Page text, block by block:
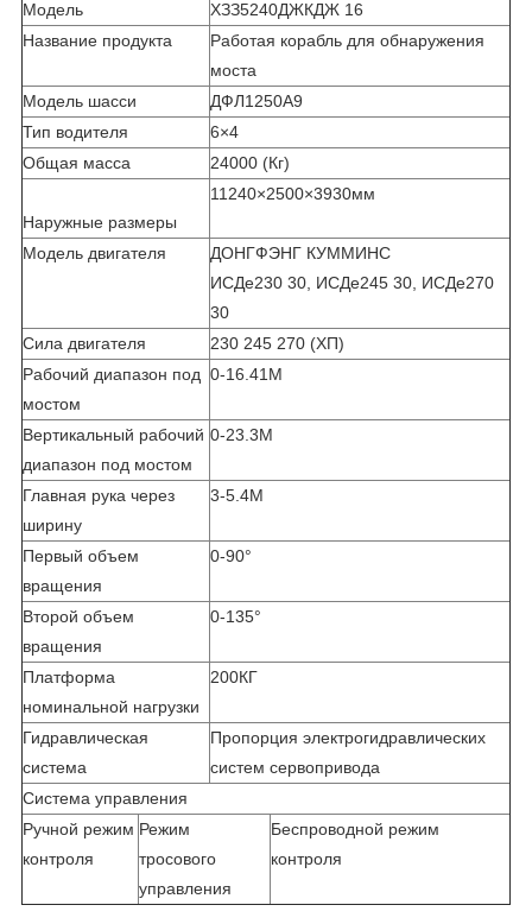
Модель
ХЗЗ5240ДЖКДЖ 16
Название продукта
Работая корабль для обнаружения
моста
Модель шасси
ДФЛ1250А9
Тип водителя
6×4
Общая масса
24000 (Кг)
Наружные размеры
11240×2500×3930мм
Модель двигателя
ДОНГФЭНГ КУММИНС
ИСДе230 30, ИСДе245 30, ИСДе270
30
Сила двигателя
230 245 270 (ХП)
Рабочий диапазон под
мостом
0-16.41М
Вертикальный рабочий
диапазон под мостом
0-23.3М
Главная рука через
ширину
3-5.4М
Первый объем
вращения
0-90°
Второй объем
вращения
0-135°
Платформа
номинальной нагрузки
200КГ
Гидравлическая
система
Пропорция электрогидравлических
систем сервопривода
Система управления
Ручной режим
контроля
Режим
тросового
управления
Беспроводной режим
контроля